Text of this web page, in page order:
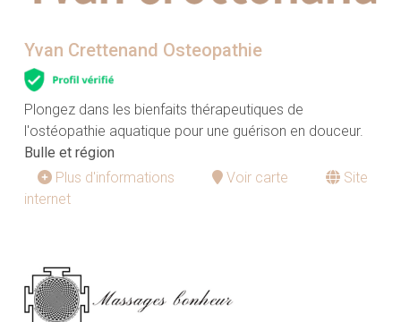
Yvan Crettenand Osteopathie
Plongez dans les bienfaits thérapeutiques de
l'ostéopathie aquatique pour une guérison en douceur.
Bulle et région
Plus d'informations
Voir carte
Site
internet